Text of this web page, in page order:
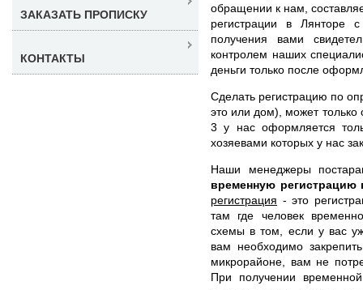
обращении к нам,
регистрации в Лянторе
получения вами
контролем наших
деньги только после
Сделать регистрацию по
это или дом), может
3 у нас оформляется
хозяевами которых у нас
Наши менеджеры
временную регистрацию
регистрация - это
там где человек
схемы в том, если у вас
вам необходимо
микрорайоне, вам не
При получении
ЗАКАЗАТЬ ПРОПИСКУ
КОНТАКТЫ